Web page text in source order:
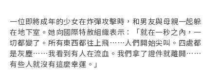
一位即將成年的少女在炸彈攻擊時，和男友與母親一起躲
在地下室。她向國際特赦組織表示：「就在一秒之內，一
切都變了。所有東西都往上飛⋯⋯人們開始尖叫。四處都
是灰塵⋯⋯我看到有人在流血。我們拿了證件就離開⋯⋯
有些人就沒有這麼幸運。」